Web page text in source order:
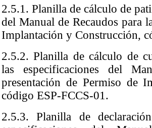
2.5.1. Planilla de cálculo de
del Manual de Recaudos para
Implantación y Construcción,
2.5.2. Planilla de cálculo de
las especificaciones del
presentación de Permiso de
código ESP-FCCS-01.
2.5.3. Planilla de